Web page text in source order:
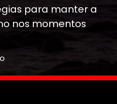
para manter a
nos momentos